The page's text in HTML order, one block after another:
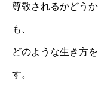
尊敬されるかどう
も、
どのような生き方
す。